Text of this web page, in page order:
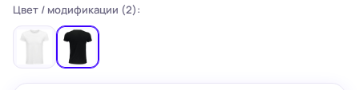
Цвет / модификации (2):